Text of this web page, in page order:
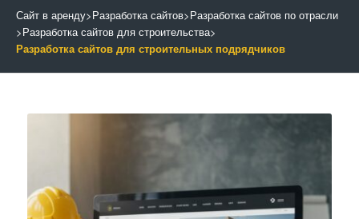
Сайт в аренду>Разработка сайтов>Разработка сайтов по отрасли
>Разработка сайтов для строительства>
Разработка сайтов для строительных подрядчиков